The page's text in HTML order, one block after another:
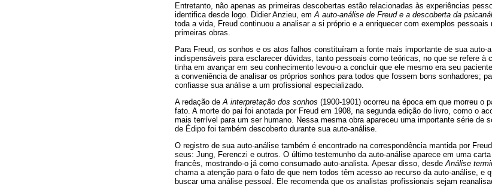
Entretanto, não apenas as primeiras descobertas estão relacionadas às experiências
identifica desde logo. Didier Anzieu, em A auto-análise de Freud e a descoberta da
toda a vida, Freud continuou a analisar a si próprio e a enriquecer com exemplos
primeiras obras.
Para Freud, os sonhos e os atos falhos constituíram a fonte mais importante de sua auto-
indispensáveis para esclarecer dúvidas, tanto pessoais como teóricas, no que se refere à
tinha em avançar em seu conhecimento levou-o a concluir que ele mesmo era seu
a conveniência de analisar os próprios sonhos para todos que fossem bons sonhadores;
confiasse sua análise a um profissional especializado.
A redação de A interpretação dos sonhos (1900-1901) ocorreu na época em que morreu o
fato. A morte do pai foi anotada por Freud em 1908, na segunda edição do livro, como o
mais terrível para um ser humano. Nessa mesma obra apareceu uma importante série de
de Édipo foi também descoberto durante sua auto-análise.
O registro de sua auto-análise também é encontrado na correspondência mantida por
seus: Jung, Ferenczi e outros. O último testemunho da auto-análise aparece em uma
francês, mostrando-o já como consumado auto-analista. Apesar disso, desde Análise
chama a atenção para o fato de que nem todos têm acesso ao recurso da auto-análise, e
buscar uma análise pessoal. Ele recomenda que os analistas profissionais sejam